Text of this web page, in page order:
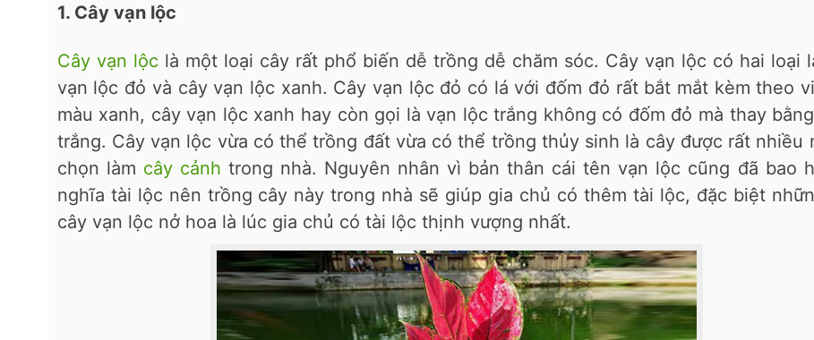
1. Cây vạn lộc
Cây vạn lộc là một loại cây rất phổ biến dễ trồng dễ chăm sóc. Cây vạn lộc có hai loại
vạn lộc đỏ và cây vạn lộc xanh. Cây vạn lộc đỏ có lá với đốm đỏ rất bắt mắt kèm theo
màu xanh, cây vạn lộc xanh hay còn gọi là vạn lộc trắng không có đốm đỏ mà thay
trắng. Cây vạn lộc vừa có thể trồng đất vừa có thể trồng thủy sinh là cây được rất nhiều
chọn làm cây cảnh trong nhà. Nguyên nhân vì bản thân cái tên vạn lộc cũng đã bao
nghĩa tài lộc nên trồng cây này trong nhà sẽ giúp gia chủ có thêm tài lộc, đặc biệt
cây vạn lộc nở hoa là lúc gia chủ có tài lộc thịnh vượng nhất.